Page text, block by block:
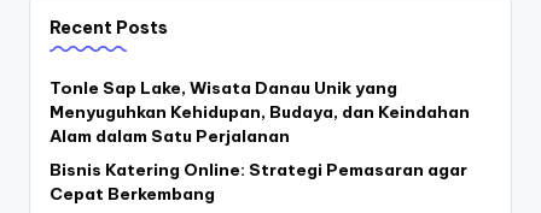
Recent Posts
Tonle Sap Lake, Wisata Danau Unik yang
Menyuguhkan Kehidupan, Budaya, dan Keindahan
Alam dalam Satu Perjalanan
Bisnis Katering Online: Strategi Pemasaran agar
Cepat Berkembang